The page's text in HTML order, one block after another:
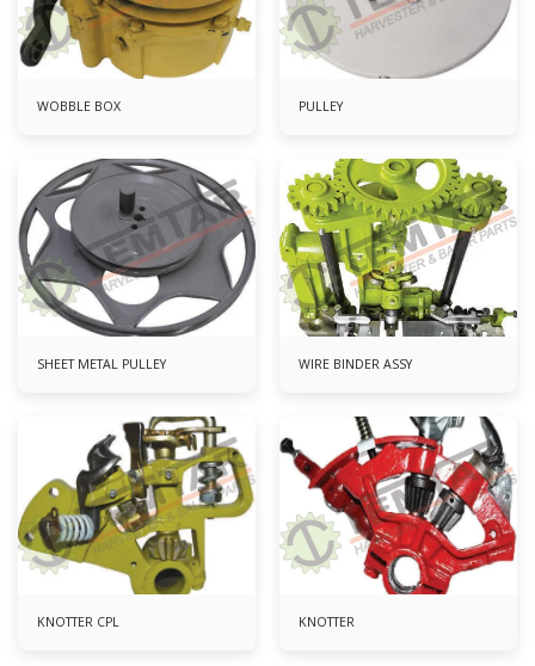
WOBBLE BOX PULLEY
SHEET METAL PULLEY WIRE BINDER ASSY
KNOTTER CPL KNOTTER